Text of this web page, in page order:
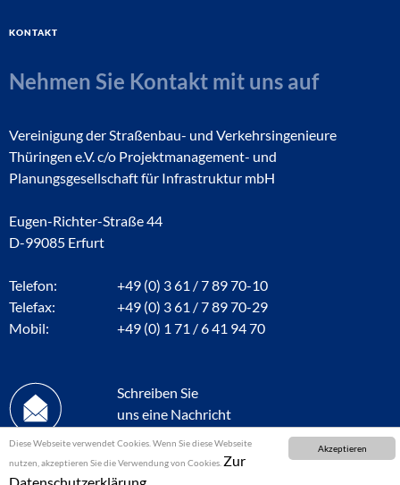
Akzeptieren
Diese Webseite verwendet Cookies. Wenn Sie diese Webseite
nutzen, akzeptieren Sie die Verwendung von Cookies. Zur
Kontakt
Nehmen Sie Kontakt mit uns auf
Vereinigung der Straßenbau- und Verkehrsingenieure
Thüringen e.V. c/o Projektmanagement- und
Planungsgesellschaft für Infrastruktur mbH
Eugen-Richter-Straße 44
D-99085 Erfurt
Telefon:
+49 (0) 3 61 / 7 89 70-10
Telefax:
+49 (0) 3 61 / 7 89 70-29
Mobil:
+49 (0) 1 71 / 6 41 94 70
Schreiben Sie
uns eine Nachricht